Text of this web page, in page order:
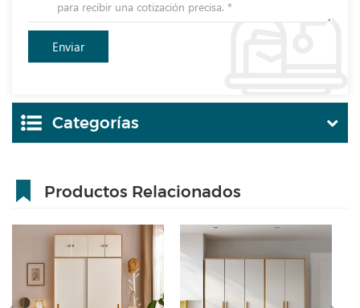
Categorías
Productos Relacionados